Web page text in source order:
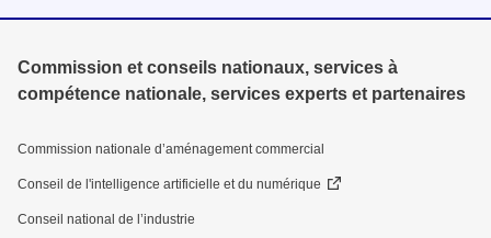
Commission et conseils nationaux, services à
compétence nationale, services experts et partenaires
Commission nationale d’aménagement commercial
Conseil de l'intelligence artificielle et du numérique
Conseil national de l’industrie